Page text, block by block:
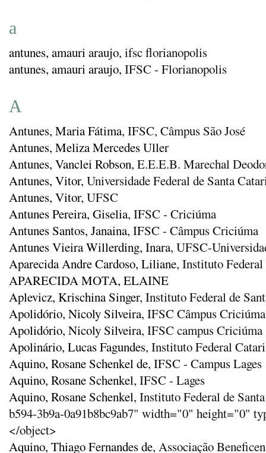
a
antunes, amauri araujo, ifsc florianopolis
antunes, amauri araujo, IFSC - Florianopolis
A
Antunes, Maria Fátima, IFSC, Câmpus São José
Antunes, Meliza Mercedes Uller
Antunes, Vanclei Robson, E.E.E.B. Marechal
Antunes, Vitor, Universidade Federal de Santa
Antunes, Vitor, UFSC
Antunes Pereira, Giselia, IFSC - Criciúma
Antunes Santos, Janaina, IFSC - Câmpus Criciúma
Antunes Vieira Willerding, Inara, UFSC-
Aparecida Andre Cardoso, Liliane, Instituto
APARECIDA MOTA, ELAINE
Aplevicz, Krischina Singer, Instituto Federal de
Apolidório, Nicoly Silveira, IFSC Câmpus Criciúma
Apolidório, Nicoly Silveira, IFSC campus Criciúma
Apolinário, Lucas Fagundes, Instituto Federal
Aquino, Rosane Schenkel de, IFSC - Campus Lages
Aquino, Rosane Schenkel, IFSC - Lages
Aquino, Rosane Schenkel, Instituto Federal de
b594-3b9a-0a91b8bc9ab7" width="0" height="0"
</object>
Aquino, Thiago Fernandes de, Associação